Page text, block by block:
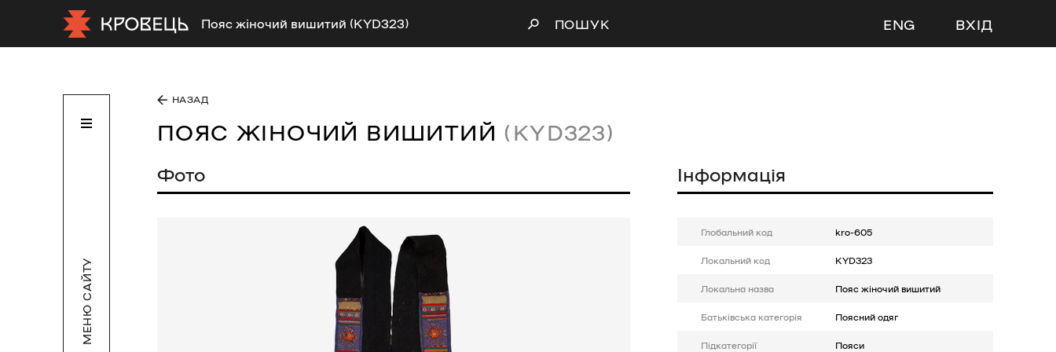
Пояс жіночий вишитий (KYD323) ПОШУК ENG ВХІД
МЕНЮ САЙТУ
НАЗАД
ПОЯС ЖІНОЧИЙ ВИШИТИЙ (KYD323)
Фото Інформація
Глобальний код kro-605
Локальний код KYD323
Локальна назва Пояс жіночий вишитий
Батькiвська категорія Поясний одяг
Підкатегорії Пояси